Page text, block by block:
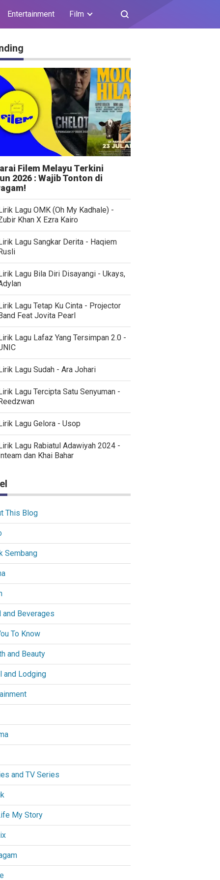
Entertainment Film
Filem Melayu Terkini
2026 : Wajib Tonton di
Lagu OMK (Oh My Kadhale) -
Khan X Ezra Kairo
Lagu Sangkar Derita - Haqiem
Lagu Bila Diri Disayangi - Ukays,
Lagu Tetap Ku Cinta - Projector
Feat Jovita Pearl
Lagu Lafaz Yang Tersimpan 2.0 -
Lagu Sudah - Ara Johari
Lagu Tercipta Satu Senyuman -
Lagu Gelora - Usop
Lagu Rabiatul Adawiyah 2024 -
dan Khai Bahar
This Blog
Sembang
and Beverages
To Know
and Beauty
and Lodging
and TV Series
My Story